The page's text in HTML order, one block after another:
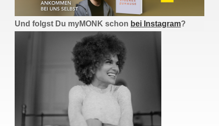
Und folgst Du myMONK schon bei Instagram?